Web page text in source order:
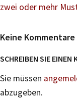
zwei oder mehr
Keine
SCHREIBEN SIE EINEN
Sie müssen
abzugeben.